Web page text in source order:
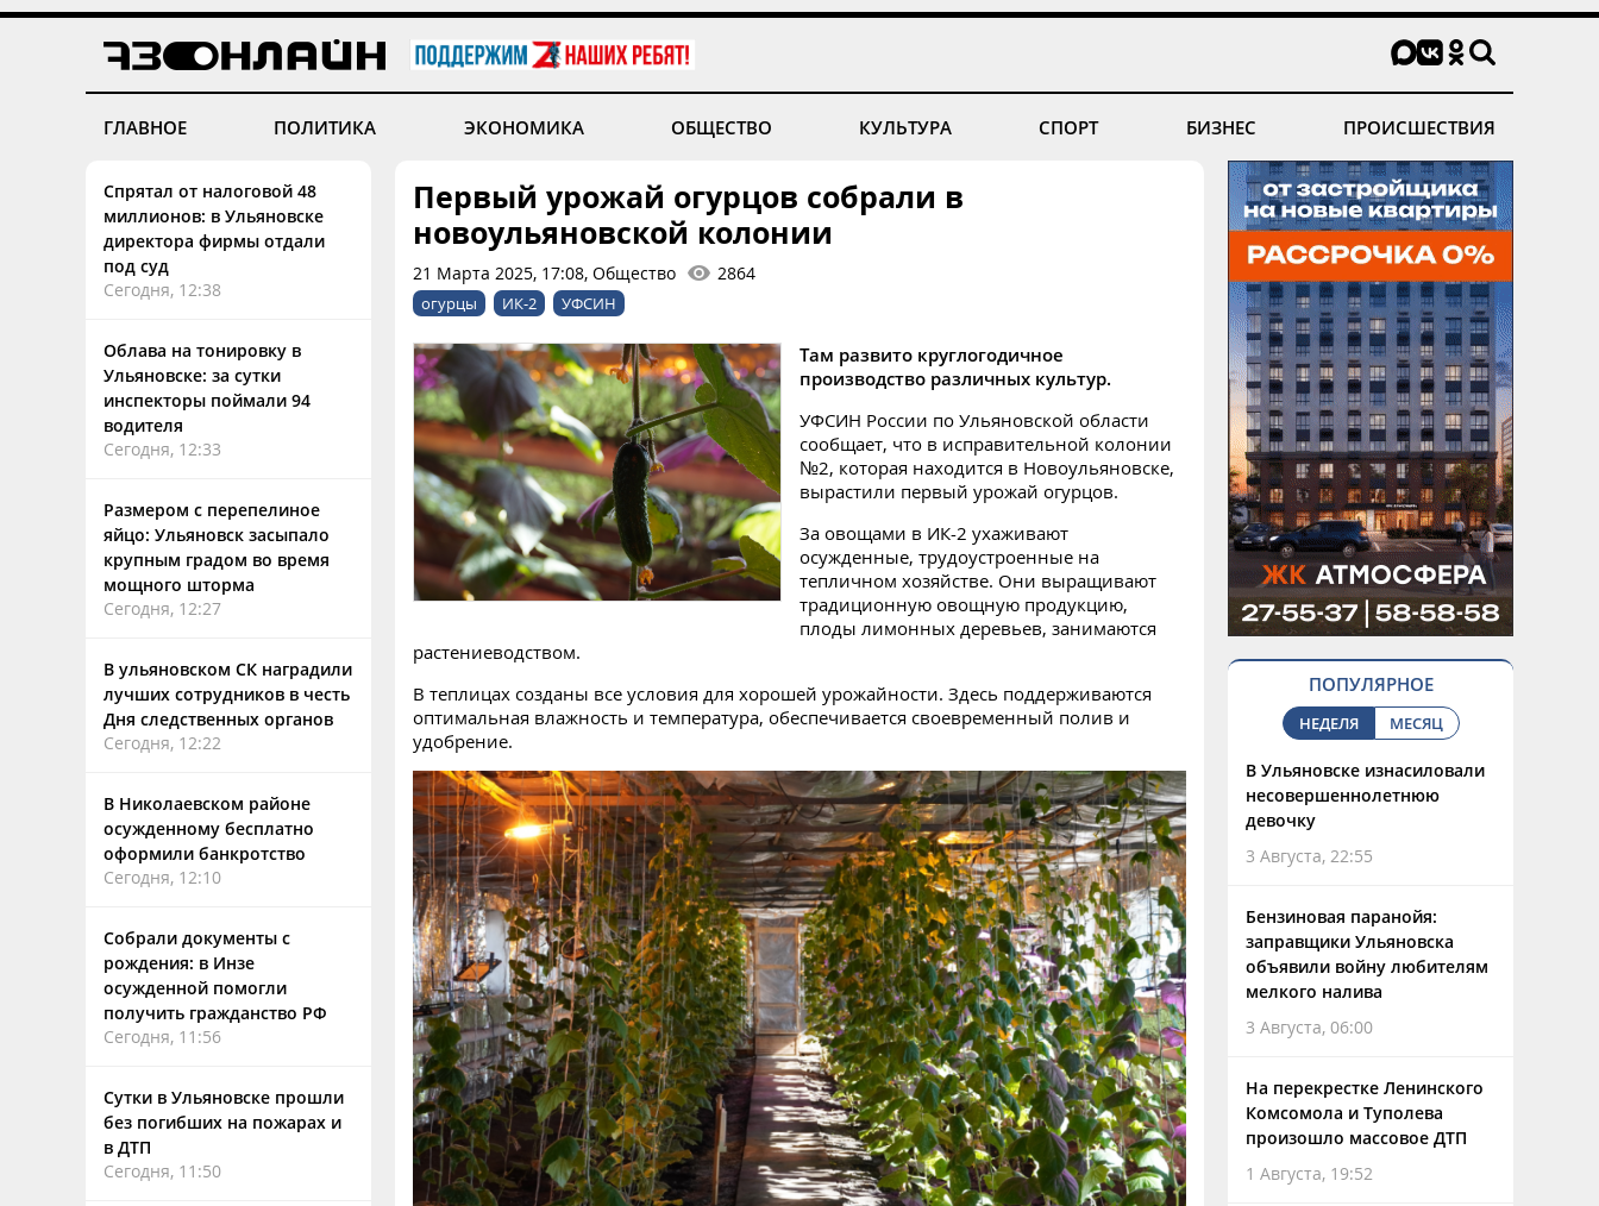
ГЛАВНОЕ ПОЛИТИКА ЭКОНОМИКА ОБЩЕСТВО КУЛЬТУРА СПОРТ БИЗНЕС ПРОИСШЕСТВИЯ
Спрятал от налоговой 48
миллионов: в Ульяновске
директора фирмы отдали
под суд
Сегодня, 12:38
Облава на тонировку в
Ульяновске: за сутки
инспекторы поймали 94
водителя
Сегодня, 12:33
Размером с перепелиное
яйцо: Ульяновск засыпало
крупным градом во время
мощного шторма
Сегодня, 12:27
В ульяновском СК наградили
лучших сотрудников в честь
Дня следственных органов
Сегодня, 12:22
В Николаевском районе
осужденному бесплатно
оформили банкротство
Сегодня, 12:10
Собрали документы с
рождения: в Инзе
осужденной помогли
получить гражданство РФ
Сегодня, 11:56
Сутки в Ульяновске прошли
без погибших на пожарах и
в ДТП
Сегодня, 11:50
Первый урожай огурцов собрали в
новоульяновской колонии
21 Марта 2025, 17:08, Общество 2864
огурцы ИК-2 УФСИН
Там развито круглогодичное
производство различных культур.
УФСИН России по Ульяновской области
сообщает, что в исправительной колонии
№2, которая находится в Новоульяновске,
вырастили первый урожай огурцов.
За овощами в ИК-2 ухаживают
осужденные, трудоустроенные на
тепличном хозяйстве. Они выращивают
традиционную овощную продукцию,
плоды лимонных деревьев, занимаются
растениеводством.
В теплицах созданы все условия для хорошей урожайности. Здесь поддерживаются
оптимальная влажность и температура, обеспечивается своевременный полив и
удобрение.
ПОПУЛЯРНОЕ
НЕДЕЛЯ МЕСЯЦ
В Ульяновске изнасиловали
несовершеннолетнюю
девочку
3 Августа, 22:55
Бензиновая паранойя:
заправщики Ульяновска
объявили войну любителям
мелкого налива
3 Августа, 06:00
На перекрестке Ленинского
Комсомола и Туполева
произошло массовое ДТП
1 Августа, 19:52